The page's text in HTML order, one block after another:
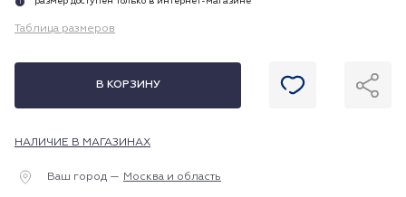
Таблица размеров
В КОРЗИНУ
НАЛИЧИЕ В МАГАЗИНАХ
Ваш город — Москва и область